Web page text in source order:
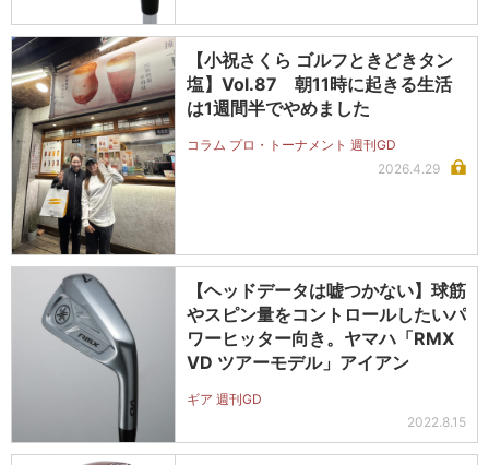
【小祝さくら ゴルフときどきタン
塩】Vol.87 朝11時に起きる生活
は1週間半でやめました
コラム プロ・トーナメント 週刊GD
2026.4.29
【ヘッドデータは嘘つかない】球筋
やスピン量をコントロールしたいパ
ワーヒッター向き。ヤマハ「RMX
VD ツアーモデル」アイアン
ギア 週刊GD
2022.8.15